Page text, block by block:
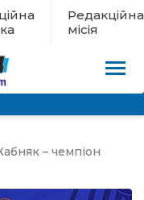
Редакційна
місія
– чемпіон